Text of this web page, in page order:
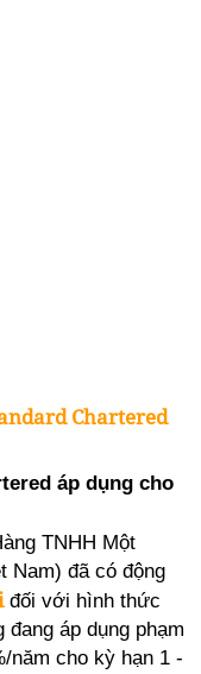
Chartered
áp dụng cho
TNHH Một
Nam) đã có động
đối với hình thức
áp dụng phạm
năm cho kỳ hạn 1 -